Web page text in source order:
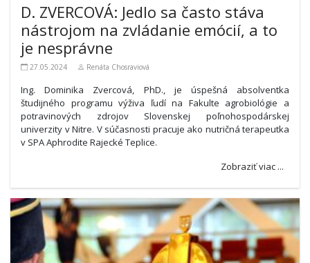
D. ZVERCOVÁ: Jedlo sa často stáva
nástrojom na zvládanie emócií, a to
je nesprávne
27.05.2024 Renáta Chosraviová
Ing. Dominika Zvercová, PhD., je úspešná absolventka
študijného programu výživa ľudí na Fakulte agrobiológie a
potravinových zdrojov Slovenskej poľnohospodárskej
univerzity v Nitre. V súčasnosti pracuje ako nutričná terapeutka
v SPA Aphrodite Rajecké Teplice.
Zobraziť viac ...